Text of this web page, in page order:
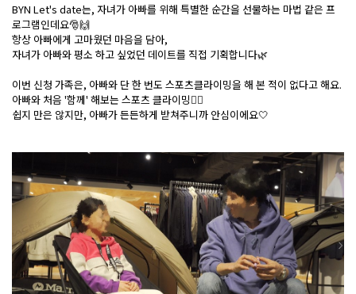
BYN Let's date는, 자녀가 아빠를 위해 특별한 순간을 선물하는 마법 같은 프
로그램인데요🎅🙌
항상 아빠에게 고마웠던 마음을 담아,
자녀가 아빠와 평소 하고 싶었던 데이트를 직접 기획합니다🌿
이번 신청 가족은, 아빠와 단 한 번도 스포츠클라이밍을 해 본 적이 없다고 해요.
아빠와 처음 '함께' 해보는 스포츠 클라이밍🧗‍♀️
쉽지 만은 않지만, 아빠가 든든하게 받쳐주니까 안심이에요🤍